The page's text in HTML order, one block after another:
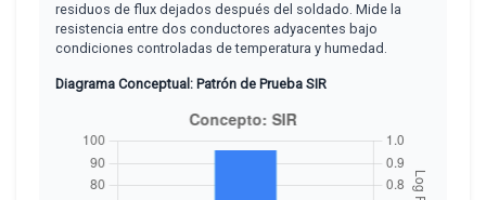
residuos de flux dejados después del soldado. Mide la
resistencia entre dos conductores adyacentes bajo
condiciones controladas de temperatura y humedad.
Diagrama Conceptual: Patrón de Prueba SIR